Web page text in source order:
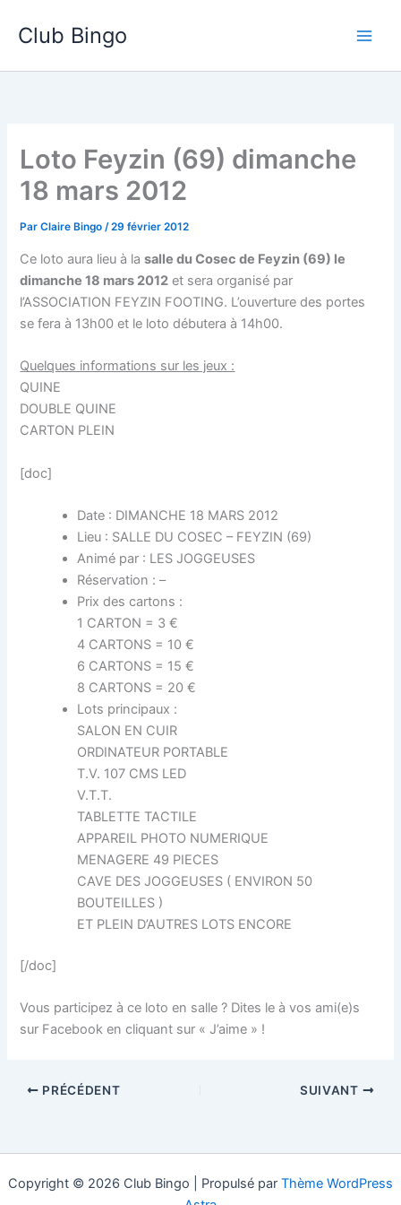
Club Bingo
Loto Feyzin (69) dimanche
18 mars 2012
ParClaire Bingo/29 février 2012
Ce loto aura lieu à lasalle du Cosec de Feyzin (69) le
dimanche 18 mars 2012 et sera organisé par
l’ASSOCIATION FEYZIN FOOTING. L’ouverture des portes
se fera à 13h00 et le loto débutera à 14h00.
Quelques informations sur les jeux :
QUINE
DOUBLE QUINE
CARTON PLEIN
[doc]
Date : DIMANCHE 18 MARS 2012
Lieu : SALLE DU COSEC – FEYZIN (69)
Animé par : LES JOGGEUSES
Réservation : –
Prix des cartons :
1 CARTON = 3 €
4 CARTONS = 10 €
6 CARTONS = 15 €
8 CARTONS = 20 €
Lots principaux :
SALON EN CUIR
ORDINATEUR PORTABLE
T.V. 107 CMS LED
V.T.T.
TABLETTE TACTILE
APPAREIL PHOTO NUMERIQUE
MENAGERE 49 PIECES
CAVE DES JOGGEUSES ( ENVIRON 50
BOUTEILLES )
ET PLEIN D’AUTRES LOTS ENCORE
[/doc]
Vous participez à ce loto en salle ? Dites le à vos ami(e)s
sur Facebook en cliquant sur « J’aime » !
PRÉCÉDENT SUIVANT
Copyright © 2026 Club Bingo | Propulsé par Thème WordPress